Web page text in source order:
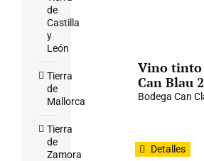
Vino tinto
Can Blau
Bodega Can
Detalles
de
Castilla
y
León
Tierra
de
Mallorca
Tierra
de
Zamora